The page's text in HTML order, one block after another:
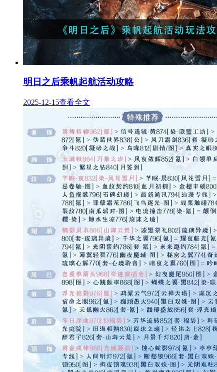
明日之后乘帆起航活动攻略
2025-12-15查看全文